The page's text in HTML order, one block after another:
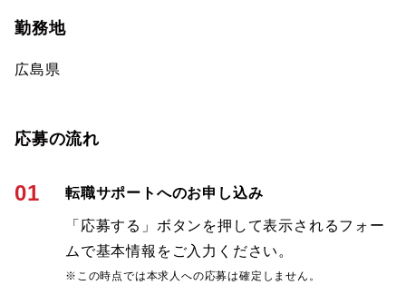
勤務地
広島県
応募の流れ
01 転職サポートへのお申し込み
「応募する」ボタンを押して表示されるフォー
ムで基本情報をご入力ください。
※この時点では本求人への応募は確定しません。